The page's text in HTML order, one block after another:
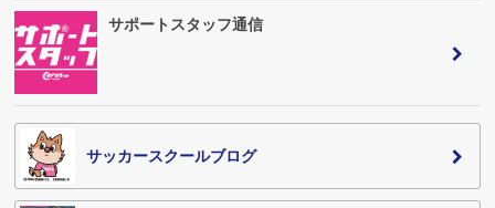
サポートスタッフ通信
サッカースクールブログ